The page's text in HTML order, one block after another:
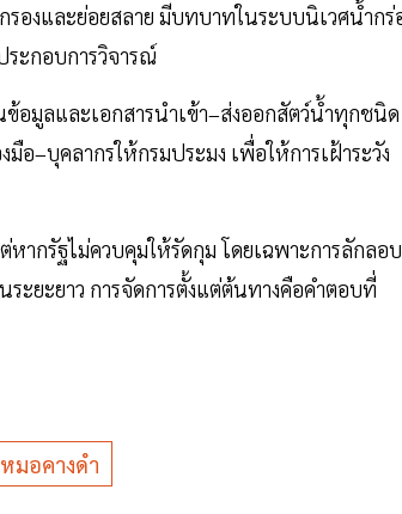
องและย่อยสลาย มีบทบาทในระบบนิเวศน้ำกร่
ระกอบการวิจารณ์
อมูลและเอกสารนำเข้า–ส่งออกสัตว์น้ำทุกชนิด
–บุคลากรให้กรมประมง เพื่อให้การเฝ้าระวัง
ากรัฐไม่ควบคุมให้รัดกุม โดยเฉพาะการลักลอบ
ะยะยาว การจัดการตั้งแต่ต้นทางคือคำตอบที่
มอคางดำ